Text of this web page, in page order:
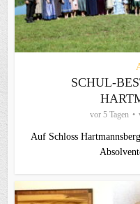
SCHUL-
vor 5 Tagen
Auf Schloss